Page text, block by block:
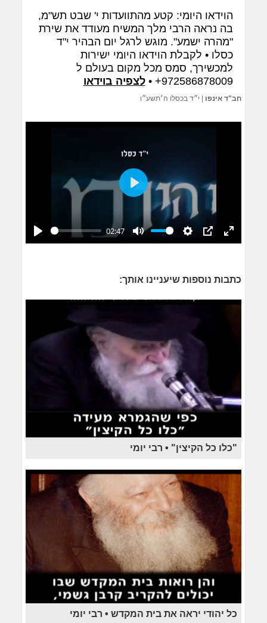
הוידאו היומי: קטע מהתוועדות י' שבט תש"מ,
בה נראה הרבי מלך המשיח מעודד את שירת
"מהרה ישמע". מוגש לרגל יום הבהיר י"ד
כסלו • לקבלת הוידאו היומי ישירות
למכשירך, סמס מכל מקום בעולם ל
972586878009+ •
לצפיה בוידאו
חב"ד אינפו י״ד בכסלו ה׳תשע״ו
Play
02:47
Mute Settings PIPEnter
Play
כתבות נוספות שיעניינו אותך:
"כלו כל הקיצין" • רבי יומי
כל יהודי יראה את בית המקדש • רבי יומי